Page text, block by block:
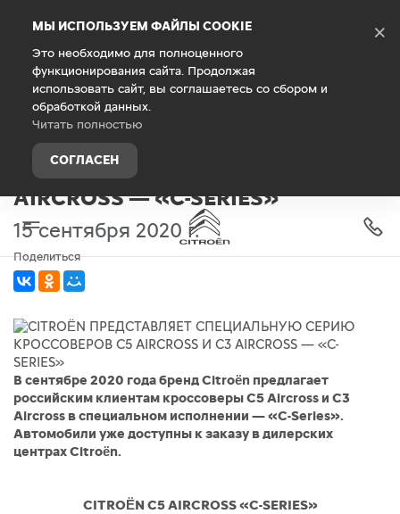
МЫ ИСПОЛЬЗУЕМ ФАЙЛЫ COOKIE
Это необходимо для полноценного
функционирования сайта. Продолжая
использовать сайт, вы соглашаетесь со сбором и
обработкой данных.
Читать полностью
СОГЛАСЕН
×
Главная О компании Новости
CITROËN ПРЕДСТАВЛЯЕТ
СПЕЦИАЛЬНУЮ СЕРИЮ
КРОССОВЕРОВ C5 AIRCROSS И C3
AIRCROSS — «C-SERIES»
15 сентября 2020 г.
Поделиться
В сентябре 2020 года бренд Citroën предлагает
российским клиентам кроссоверы C5 Aircross и С3
Aircross в специальном исполнении — «C-Series».
Автомобили уже доступны к заказу в дилерских
центрах Citroën.
CITROËN C5 AIRCROSS «C-SERIES»